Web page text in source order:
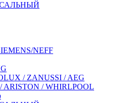
NEFF
/ ZANUSSI / AEG
ARISTON / WHIRLPOOL